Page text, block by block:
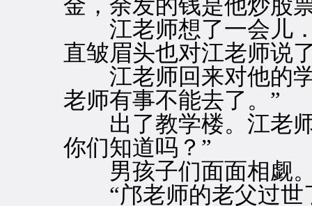
金，余发的钱是他炒股
江老师想了一会儿．
直皱眉头也对江老师说
江老师回来对他的学
老师有事不能去了。”
出了教学楼。江老师
你们知道吗？”
男孩子们面面相觑
“邝老师的老父过世